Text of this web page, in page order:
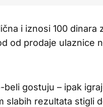
i iznosi 100
od prodaje ulaznice
gostuju – ipak
slabih rezultata stigli